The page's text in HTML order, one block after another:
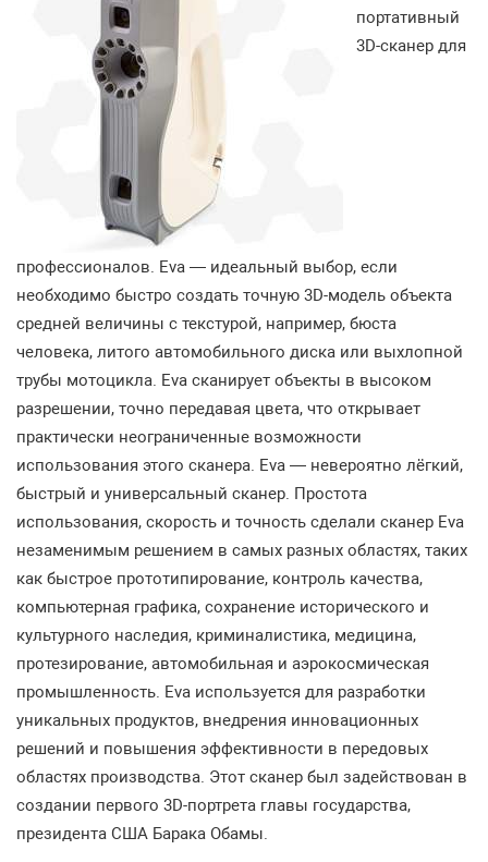
портативный
3D-сканер для
профессионалов. Eva — идеальный выбор, если
необходимо быстро создать точную 3D-модель объекта
средней величины с текстурой, например, бюста
человека, литого автомобильного диска или выхлопной
трубы мотоцикла. Eva сканирует объекты в высоком
разрешении, точно передавая цвета, что открывает
практически неограниченные возможности
использования этого сканера. Eva — невероятно лёгкий,
быстрый и универсальный сканер. Простота
использования, скорость и точность сделали сканер Eva
незаменимым решением в самых разных областях, таких
как быстрое прототипирование, контроль качества,
компьютерная графика, сохранение исторического и
культурного наследия, криминалистика, медицина,
протезирование, автомобильная и аэрокосмическая
промышленность. Eva используется для разработки
уникальных продуктов, внедрения инновационных
решений и повышения эффективности в передовых
областях производства. Этот сканер был задействован в
создании первого 3D-портрета главы государства,
президента США Барака Обамы.